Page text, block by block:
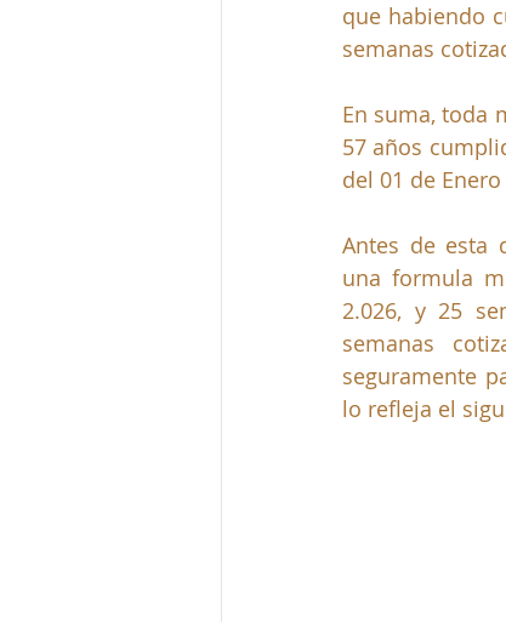
que habiendo
semanas
En suma, toda
57 años
del 01 de
Antes de esta
una formula
2.026, y 25
semanas
seguramente
lo refleja el